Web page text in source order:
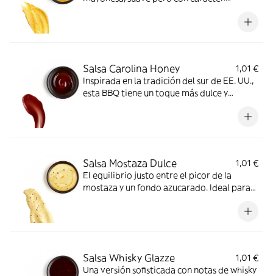
Salsa Carolina Honey
1,01 €
Inspirada en la tradición del sur de EE. UU.,
esta BBQ tiene un toque más dulce y
Salsa Mostaza Dulce
1,01 €
El equilibrio justo entre el picor de la
mostaza y un fondo azucarado. Ideal para
Salsa Whisky Glazze
1,01 €
Una versión sofisticada con notas de whisky